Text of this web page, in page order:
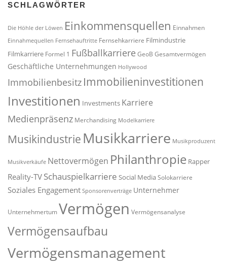
SCHLAGWÖRTER
Die Höhle der Löwen Einkommensquellen Einnahmen
Einnahmequellen Fernsehauftritte Fernsehkarriere Filmindustrie
Filmkarriere Formel 1 Fußballkarriere GeoB Gesamtvermögen
Geschäftliche Unternehmungen Hollywood
Immobilienbesitz Immobilieninvestitionen
Investitionen Investments Karriere
Medienpräsenz Merchandising Modelkarriere
Musikindustrie Musikkarriere Musikproduzent
Musikverkäufe Nettovermögen Philanthropie Rapper
Reality-TV Schauspielkarriere Social MediaSolokarriere
Soziales Engagement Sponsorenverträge Unternehmer
UnternehmertumVermögen Vermögensanalyse
Vermögensaufbau
Vermögensmanagement